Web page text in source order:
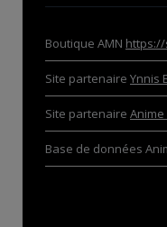
Boutique AMN
Site partenaire Ynnis
Site partenaire
Base de données